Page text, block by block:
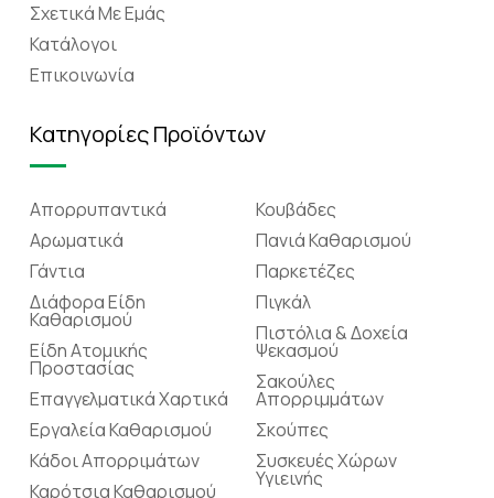
Σχετικά Mε Eμάς
Κατάλογοι
Επικοινωνία
Κατηγορίες Προϊόντων
Απορρυπαντικά
Αρωματικά
Γάντια
Διάφορα Είδη
Καθαρισμού
Είδη Ατομικής
Προστασίας
Επαγγελματικά Χαρτικά
Εργαλεία Καθαρισμού
Κάδοι Απορριμάτων
Καρότσια Καθαρισμού
Κουβάδες
Πανιά Καθαρισμού
Παρκετέζες
Πιγκάλ
Πιστόλια & Δοχεία
Ψεκασμού
Σακούλες
Απορριμμάτων
Σκούπες
Συσκευές Χώρων
Υγιεινής